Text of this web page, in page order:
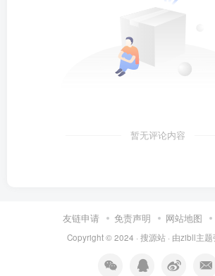
暂无评论内容
友链申请 免责声明 网站地图
Copyright © 2024 · 搜源站 · 由zibll主题